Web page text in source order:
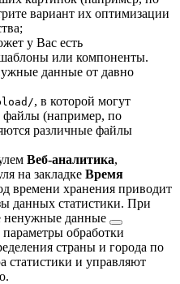
вариант их оптимизации
у Вас есть
или компоненты.
данные от давно
, в которой могут
файлы (например, по
различные файлы
Веб-аналитика,
на закладке Время
времени хранения приводит
данных статистики. При
ненужные данные
обработки
страны и города по
статистики и управляют